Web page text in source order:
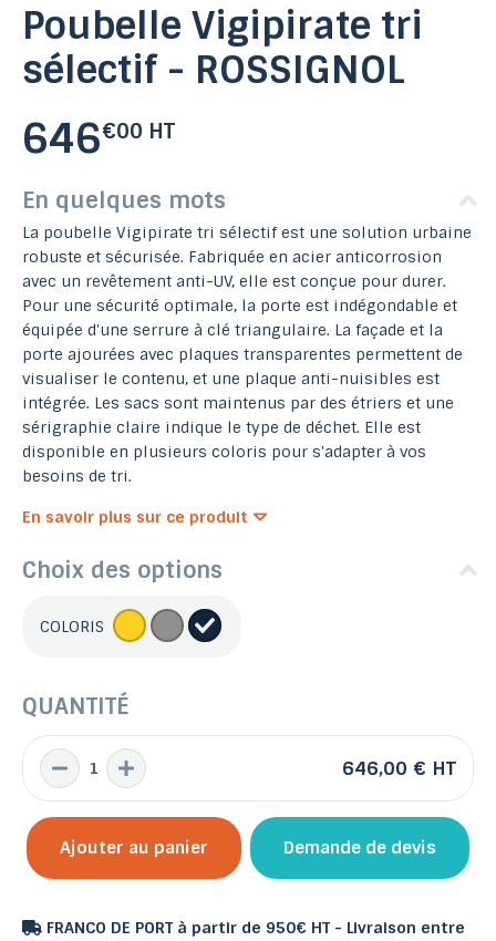
Poubelle Vigipirate tri
sélectif - ROSSIGNOL
646€00 HT
En quelques mots
La poubelle Vigipirate tri sélectif est une solution urbaine
robuste et sécurisée. Fabriquée en acier anticorrosion
avec un revêtement anti-UV, elle est conçue pour durer.
Pour une sécurité optimale, la porte est indégondable et
équipée d'une serrure à clé triangulaire. La façade et la
porte ajourées avec plaques transparentes permettent de
visualiser le contenu, et une plaque anti-nuisibles est
intégrée. Les sacs sont maintenus par des étriers et une
sérigraphie claire indique le type de déchet. Elle est
disponible en plusieurs coloris pour s'adapter à vos
besoins de tri.
En savoir plus sur ce produit
Choix des options
COLORIS
QUANTITÉ
646,00 € HT
Ajouter au panier Demande de devis
FRANCO DE PORT à partir de 950€ HT - Livraison entre